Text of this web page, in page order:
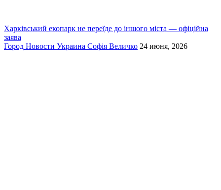
Харківський екопарк не переїде до іншого міста — офіційна
заява
Город Новости Украина Софія Величко 24 июня, 2026